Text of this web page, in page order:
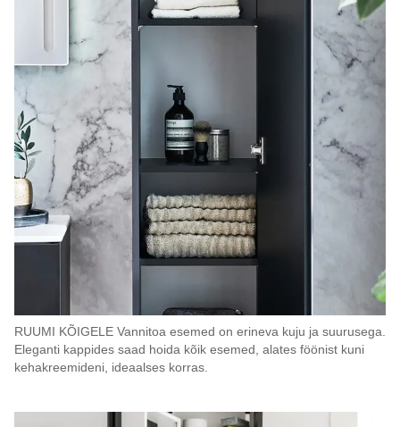
RUUMI KÕIGELE Vannitoa esemed on erineva kuju ja suurusega.
Eleganti kappides saad hoida kõik esemed, alates föönist kuni
kehakreemideni, ideaalses korras.